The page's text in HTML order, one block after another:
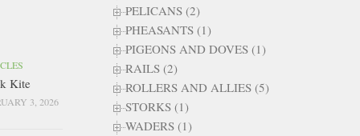
PELICANS (2)
PHEASANTS (1)
PIGEONS AND DOVES (1)
RAILS (2)
ROLLERS AND ALLIES (5)
STORKS (1)
WADERS (1)
Kite
3, 2026